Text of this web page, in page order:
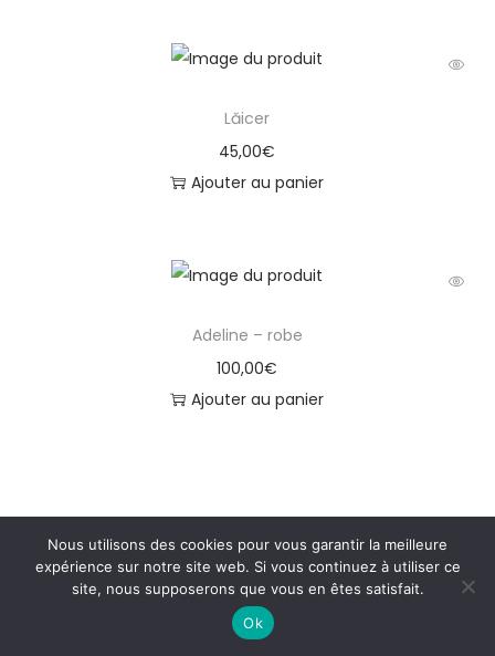
Lăicer
45,00€
Ajouter au panier
Adeline – robe
100,00€
Ajouter au panier
Copyright © 2026Galerie Moldave |Politique de
confidentialité
Nous utilisons des cookies pour vous garantir la meilleure
expérience sur notre site web. Si vous continuez à utiliser ce
site, nous supposerons que vous en êtes satisfait.
Ok